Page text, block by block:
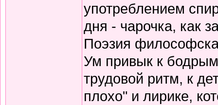
употреблением
дня - чарочка, как
Поэзия
Ум привык к
трудовой ритм, к
плохо" и лирике,